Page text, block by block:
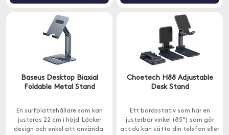
Baseus Desktop Biaxial
Foldable Metal Stand
En surfplattehållare som kan
justeras 22 cm i höjd. Läcker
design och enkel att använda.
Choetech H88 Adjustable
Desk Stand
Ett bordsstativ som har en
justerbar vinkel (85°) som gör
att du kan sätta din telefon eller